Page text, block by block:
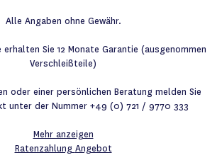
Alle Angaben ohne Gewähr.
Sie 12 Monate Garantie (ausgenommen
Verschleißteile)
oder einer persönlichen Beratung melden Sie
unter der Nummer +49 (0) 721 / 9770 333
Mehr anzeigen
Ratenzahlung Angebot